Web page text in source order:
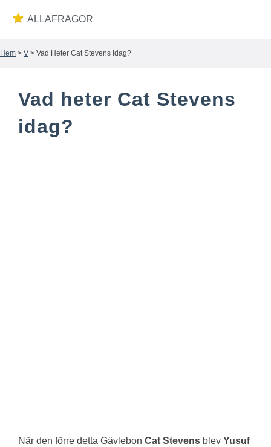
ALLAFRAGOR
Wiki
Hem > V > Vad Heter Cat Stevens Idag?
Vad heter Cat Stevens
idag?
När den förre detta Gävlebon Cat Stevens blev Yusuf